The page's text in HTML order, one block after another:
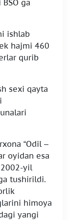
ga
ishlab
hajmi 460
qurib
sexi qayta
“Odil –
oyidan esa
2002-yil
tushirildi.
himoya
yangi